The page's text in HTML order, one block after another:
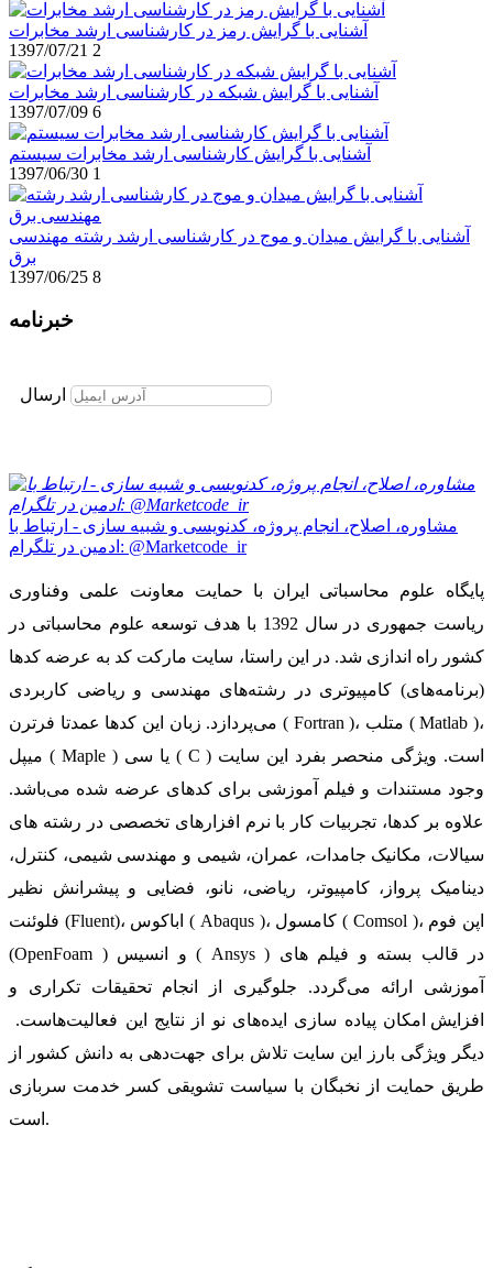
آشنایی با گرایش رمز در کارشناسی ارشد مخابرات
1397/07/21 2
آشنایی با گرایش شبکه در کارشناسی ارشد مخابرات
1397/07/09 6
آشنایی با گرایش کارشناسی ارشد مخابرات سیستم
1397/06/30 1
آشنایی با گرایش میدان و موج در کارشناسی ارشد رشته مهندسی
برق
1397/06/25 8
خبرنامه
ارسال
مشاوره، اصلاح، انجام پروژه، کدنویسی و شبیه سازی - ارتباط با
ادمین در تلگرام: @Marketcode_ir
پایگاه علوم محاسباتی ایران با حمایت معاونت علمی وفناوری
ریاست جمهوری در سال 1392 با هدف توسعه علوم محاسباتی در
کشور راه اندازی شد. در این راستا، سایت مارکت کد به عرضه کدها
(برنامه‌های) کامپیوتری در رشته‌های مهندسی و ریاضی کاربردی
می‌پردازد. زبان این کدها عمدتا فرترن ( Fortran )، متلب ( Matlab )،
میپل ( Maple ) یا سی ( C ) است. ویژگی منحصر بفرد این سایت
وجود مستندات و فیلم آموزشی برای کدهای عرضه شده می‌باشد.
علاوه بر کدها، تجربیات کار با نرم افزارهای تخصصی در رشته های
سیالات، مکانیک جامدات، عمران، شیمی و مهندسی شیمی، کنترل،
دینامیک پرواز، کامپیوتر، ریاضی، نانو، فضایی و پیشرانش نظیر
فلوئنت (Fluent)، اباکوس ( Abaqus )، کامسول ( Comsol )، اپن فوم
(OpenFoam ) و انسیس ( Ansys ) در قالب بسته‌ و فیلم های
آموزشی ارائه می‌گردد. جلوگیری از انجام تحقیقات تکراری و
افزایش امکان پیاده سازی ایده‌های نو از نتایج این فعالیت‌هاست.
دیگر ویژگی بارز این سایت تلاش برای جهت‌دهی به دانش کشور از
طریق حمایت از نخبگان با سیاست تشویقی کسر خدمت سربازی
است.